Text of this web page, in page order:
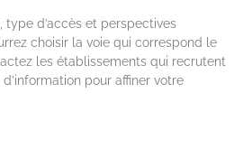
type d’accès et perspectives
choisir la voie qui correspond le
les établissements qui recrutent
pour affiner votre